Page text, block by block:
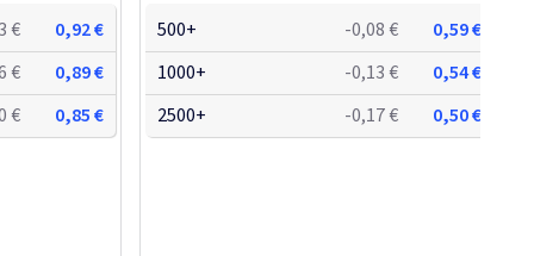
€
0,92 €
€
0,89 €
€
0,85 €
500+ -0,08 €
0,59 €
1000+
-0,13 €
0,54 €
2500+
-0,17 € 0,50 €